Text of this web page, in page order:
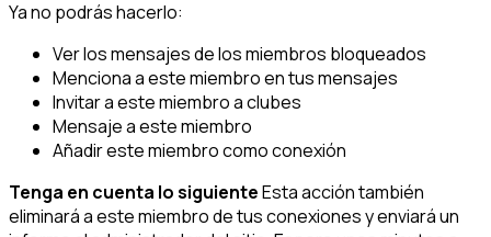
Ya no podrás hacerlo:
Ver los mensajes de los miembros bloqueados
Menciona a este miembro en tus mensajes
Invitar a este miembro a clubes
Mensaje a este miembro
Añadir este miembro como conexión
Tenga en cuenta lo siguienteEsta acción también
eliminará a este miembro de tus conexiones y enviará un